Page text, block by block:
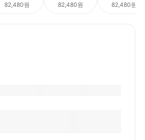
82,480원 82,480원 82,480원